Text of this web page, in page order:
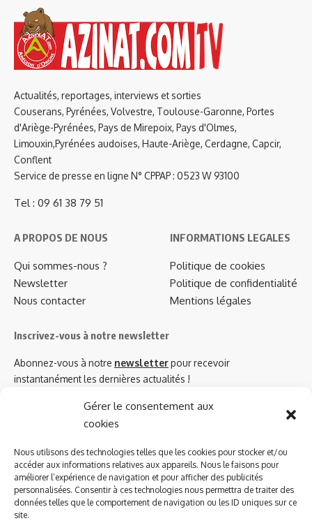
Gérer le consentement aux
cookies
Nous utilisons des technologies telles que les cookies pour stocker et/ou
accéder aux informations relatives aux appareils. Nous le faisons pour
améliorer l’expérience de navigation et pour afficher des publicités
personnalisées. Consentir à ces technologies nous permettra de traiter des
données telles que le comportement de navigation ou les ID uniques sur ce
site.
Actualités, reportages, interviews et sorties
Couserans, Pyrénées, Volvestre, Toulouse-Garonne, Portes
d'Ariège-Pyrénées, Pays de Mirepoix, Pays d'Olmes,
Limouxin,Pyrénées audoises, Haute-Ariège, Cerdagne, Capcir,
Conflent
Service de presse en ligne N° CPPAP : 0523 W 93100
Tel : 09 61 38 79 51
A PROPOS DE NOUS
Qui sommes-nous ?
Newsletter
Nous contacter
INFORMATIONS LEGALES
Politique de cookies
Politique de confidentialité
Mentions légales
Inscrivez-vous à notre newsletter
Abonnez-vous à notre newsletterpour recevoir
instantanément les dernières actualités !
Azinat.com TV soutient